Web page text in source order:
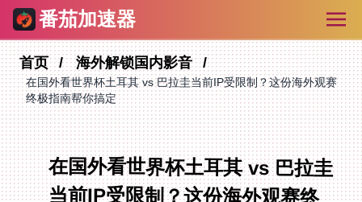
番茄加速器
首页 海外解锁国内影音
在国外看世界杯土耳其 vs 巴拉圭当前IP受限制？这份海外观赛
终极指南帮你搞定
在国外看世界杯土耳其 vs 巴拉圭
当前IP受限制？这份海外观赛终